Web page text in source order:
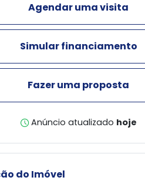
Agendar uma visita
Simular financiamento
Fazer uma proposta
Anúncio atualizado hoje
do Imóvel